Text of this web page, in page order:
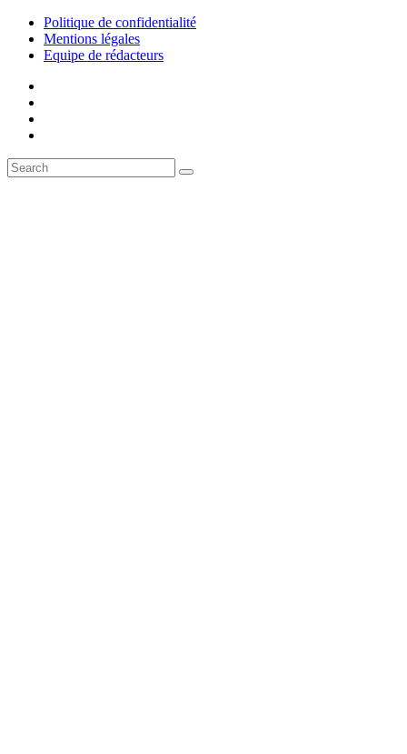
Politique de confidentialité
Mentions légales
Equipe de rédacteurs